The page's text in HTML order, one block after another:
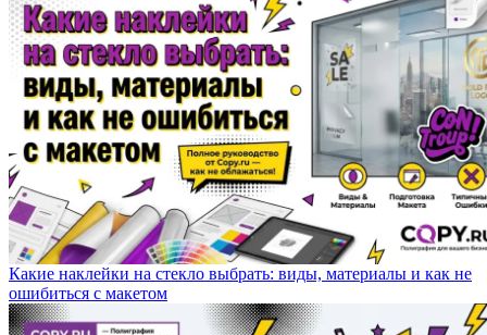
Какие наклейки на стекло выбрать: виды, материалы и как не
ошибиться с макетом